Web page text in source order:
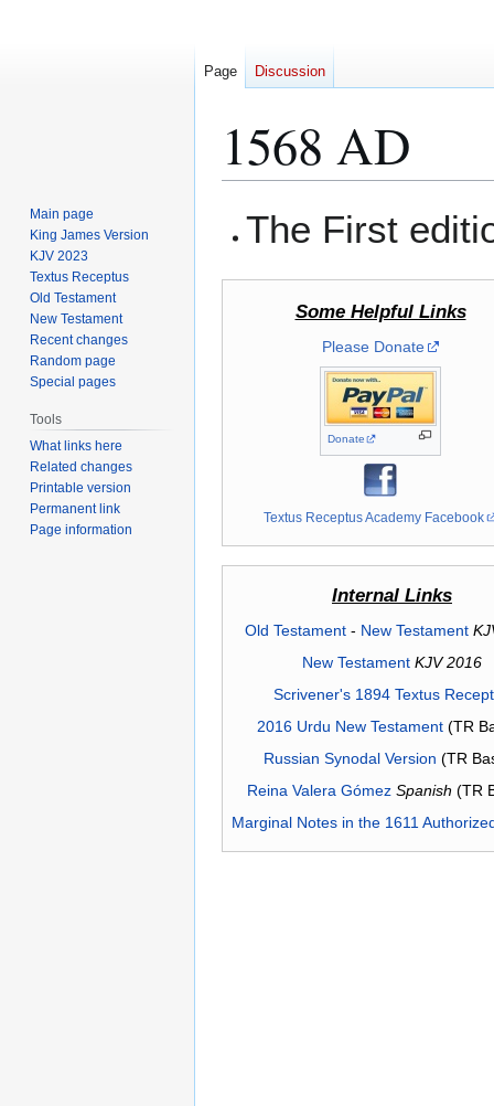
1568 AD
toto
The First
Some Helpful Links
Please Donate
Donate
Textus Receptus Academy Facebook
Internal Links
Old Testament- New Testament
New Testament KJV 2016
Scrivener's 1894 Textus
2016 Urdu New Testament(TR
Russian Synodal Version (TR
Reina Valera Gómez Spanish (TR
Marginal Notes in the 1611
Page Discussion
Main page
King James Version
KJV 2023
Textus Receptus
Old Testament
New Testament
Recent changes
Random page
Special pages
Tools
What links here
Related changes
Printable version
Permanent link
Page information